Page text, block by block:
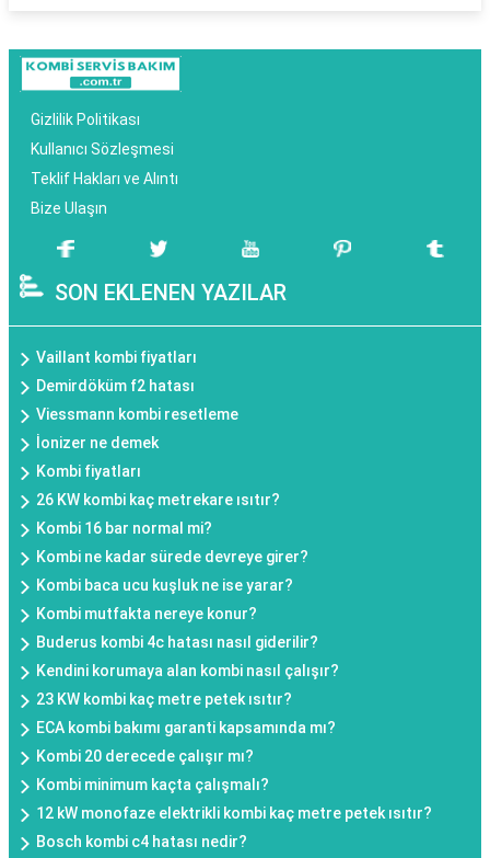
Gizlilik Politikası
Kullanıcı Sözleşmesi
Teklif Hakları ve Alıntı
Bize Ulaşın
SON EKLENEN YAZILAR
Vaillant kombi fiyatları
Demirdöküm f2 hatası
Viessmann kombi resetleme
İonizer ne demek
Kombi fiyatları
26 KW kombi kaç metrekare ısıtır?
Kombi 16 bar normal mi?
Kombi ne kadar sürede devreye girer?
Kombi baca ucu kuşluk ne ise yarar?
Kombi mutfakta nereye konur?
Buderus kombi 4c hatası nasıl giderilir?
Kendini korumaya alan kombi nasıl çalışır?
23 KW kombi kaç metre petek ısıtır?
ECA kombi bakımı garanti kapsamında mı?
Kombi 20 derecede çalışır mı?
Kombi minimum kaçta çalışmalı?
12 kW monofaze elektrikli kombi kaç metre petek ısıtır?
Bosch kombi c4 hatası nedir?